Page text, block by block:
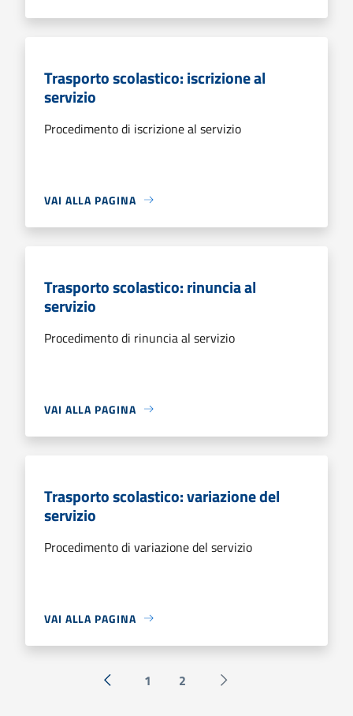
Trasporto scolastico: iscrizione al
servizio
Procedimento di iscrizione al servizio
VAI ALLA PAGINA
Trasporto scolastico: rinuncia al
servizio
Procedimento di rinuncia al servizio
VAI ALLA PAGINA
Trasporto scolastico: variazione del
servizio
Procedimento di variazione del servizio
VAI ALLA PAGINA
« Precedente
1 2 Successiva »